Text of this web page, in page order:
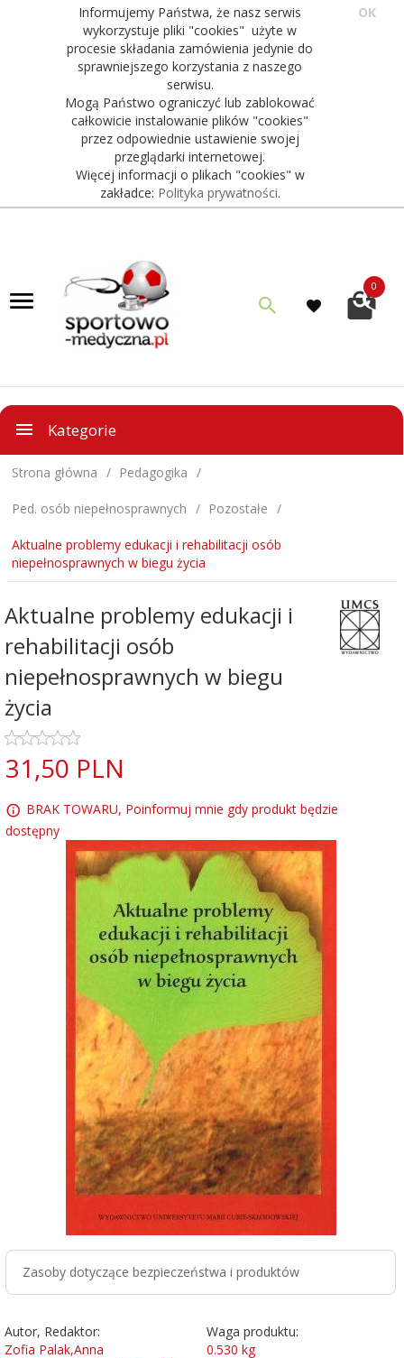
Informujemy Państwa, że nasz serwis
wykorzystuje pliki "cookies" użyte w
procesie składania zamówienia jedynie do
sprawniejszego korzystania z naszego
serwisu.
Mogą Państwo ograniczyć lub zablokować
całkowicie instalowanie plików "cookies"
przez odpowiednie ustawienie swojej
przeglądarki internetowej.
Więcej informacji o plikach "cookies" w
zakładce: Polityka prywatności.
OK
0
Kategorie
Strona główna Pedagogika
Ped. osób niepełnosprawnych Pozostałe
Aktualne problemy edukacji i rehabilitacji osób
niepełnosprawnych w biegu życia
Aktualne problemy edukacji i
rehabilitacji osób
niepełnosprawnych w biegu
życia
31,50 PLN
BRAK TOWARU, Poinformuj mnie gdy produkt będzie
dostępny
Zasoby dotyczące bezpieczeństwa i produktów
Autor, Redaktor:
Zofia Palak,Anna
Waga produktu:
0.530 kg